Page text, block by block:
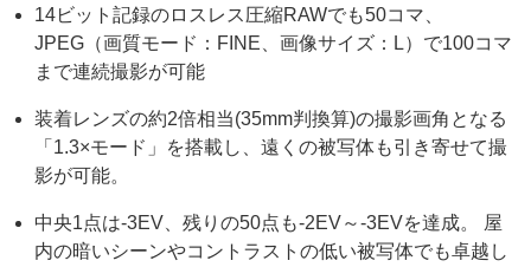
14ビット記録のロスレス圧縮RAWでも50コマ、
JPEG（画質モード：FINE、画像サイズ：L）で100コマ
まで連続撮影が可能
装着レンズの約2倍相当(35mm判換算)の撮影画角となる
「1.3×モード」を搭載し、遠くの被写体も引き寄せて撮
影が可能。
中央1点は-3EV、残りの50点も-2EV～-3EVを達成。 屋
内の暗いシーンやコントラストの低い被写体でも卓越し